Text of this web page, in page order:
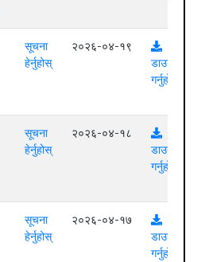
सूचना
हेर्नुहोस्
२०२६-०४-१९
डाउनलोड
गर्नुहोस्
सूचना
हेर्नुहोस्
२०२६-०४-१८
डाउनलोड
गर्नुहोस्
सूचना
हेर्नुहोस्
२०२६-०४-१७
डाउनलोड
गर्नुहोस्